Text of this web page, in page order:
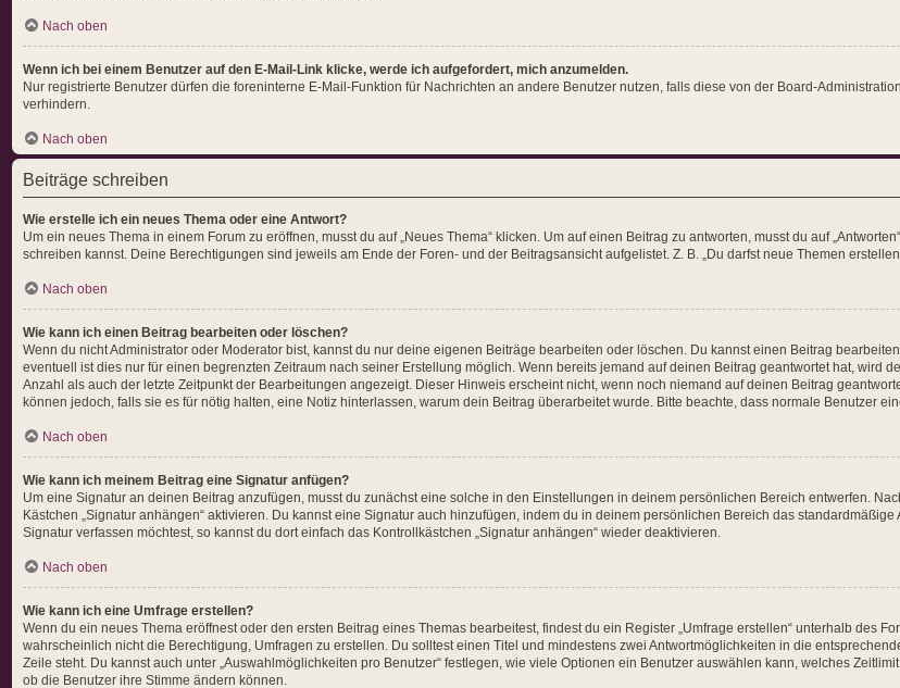
Nach oben
Wenn ich bei einem Benutzer auf den E-Mail-Link klicke, werde ich aufgefordert, mich anzumelden.
Nur registrierte Benutzer dürfen die foreninterne E-Mail-Funktion für Nachrichten an andere Benutzer nutzen, falls diese von der Board-
verhindern.
Nach oben
Beiträge schreiben
Wie erstelle ich ein neues Thema oder eine Antwort?
Um ein neues Thema in einem Forum zu eröffnen, musst du auf „Neues Thema“ klicken. Um auf einen Beitrag zu antworten, musst du auf
schreiben kannst. Deine Berechtigungen sind jeweils am Ende der Foren- und der Beitragsansicht aufgelistet. Z. B. „Du darfst neue Themen
Nach oben
Wie kann ich einen Beitrag bearbeiten oder löschen?
Wenn du nicht Administrator oder Moderator bist, kannst du nur deine eigenen Beiträge bearbeiten oder löschen. Du kannst einen Beitrag
eventuell ist dies nur für einen begrenzten Zeitraum nach seiner Erstellung möglich. Wenn bereits jemand auf deinen Beitrag geantwortet hat, wird
Anzahl als auch der letzte Zeitpunkt der Bearbeitungen angezeigt. Dieser Hinweis erscheint nicht, wenn noch niemand auf deinen Beitrag
können jedoch, falls sie es für nötig halten, eine Notiz hinterlassen, warum dein Beitrag überarbeitet wurde. Bitte beachte, dass normale Benutzer
Nach oben
Wie kann ich meinem Beitrag eine Signatur anfügen?
Um eine Signatur an deinen Beitrag anzufügen, musst du zunächst eine solche in den Einstellungen in deinem persönlichen Bereich entwerfen.
Kästchen „Signatur anhängen“ aktivieren. Du kannst eine Signatur auch hinzufügen, indem du in deinem persönlichen Bereich das
Signatur verfassen möchtest, so kannst du dort einfach das Kontrollkästchen „Signatur anhängen“ wieder deaktivieren.
Nach oben
Wie kann ich eine Umfrage erstellen?
Wenn du ein neues Thema eröffnest oder den ersten Beitrag eines Themas bearbeitest, findest du ein Register „Umfrage erstellen“ unterhalb des
wahrscheinlich nicht die Berechtigung, Umfragen zu erstellen. Du solltest einen Titel und mindestens zwei Antwortmöglichkeiten in die
Zeile steht. Du kannst auch unter „Auswahlmöglichkeiten pro Benutzer“ festlegen, wie viele Optionen ein Benutzer auswählen kann, welches
ob die Benutzer ihre Stimme ändern können.